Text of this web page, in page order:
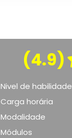
(4.9)
Nivel de habilidade
Carga horária
Modalidade
Módulos